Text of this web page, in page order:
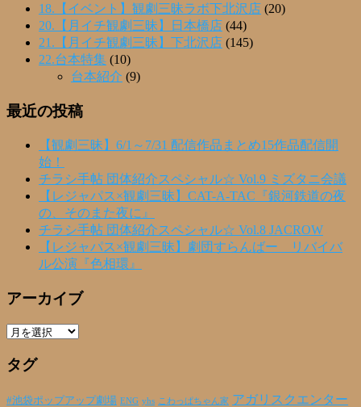
18.【イベント】観劇三昧ラボ下北沢店 (20)
20.【月イチ観劇三昧】日本橋店 (44)
21.【月イチ観劇三昧】下北沢店 (145)
22.台本特集 (10)
台本紹介 (9)
最近の投稿
【観劇三昧】6/1～7/31 配信作品まとめ15作品配信開
始！
チラシ手帖 団体紹介スペシャル☆ Vol.9 ミズタニ会議
【レジャパス×観劇三昧】CAT-A-TAC『銀河鉄道の夜
の、そのまた夜に』
チラシ手帖 団体紹介スペシャル☆ Vol.8 JACROW
【レジャパス×観劇三昧】劇団すらんばー リバイバ
ル公演『色相環』
アーカイブ
ア
カ
ブ
タグ
#池袋ポップアップ劇場 ENG yhs こわっぱちゃん家 アガリスクエンター